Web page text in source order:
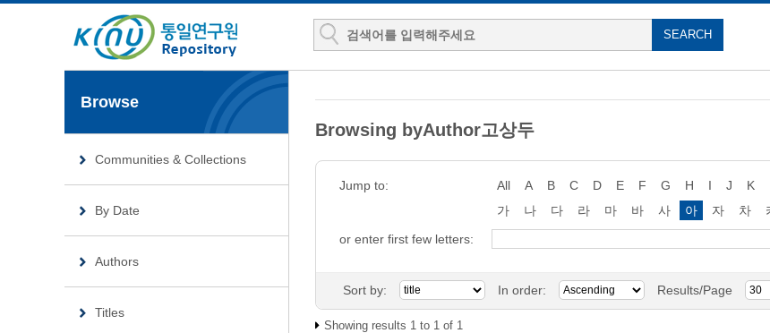
Browse
Communities & Collections
By Date
Authors
Titles
Browsing byAuthor고상두
Jump to: All A B C D E F G H I J K
가
나 다 라 마 바 사 아 자 차
or enter first few letters:
Sort by: In order: Results/Page
Showing results 1 to 1 of 1